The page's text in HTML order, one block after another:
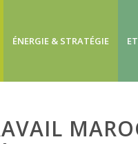
ÉNERGIE & STRATÉGIE